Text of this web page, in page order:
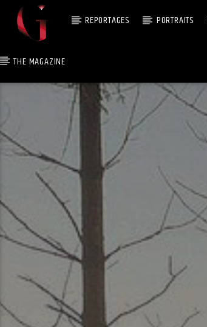
REPORTAGES PORTRAITS
THE MAGAZINE